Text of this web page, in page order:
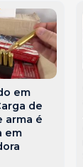
em
de
arma é
em